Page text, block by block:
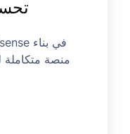
منصة متكاملة